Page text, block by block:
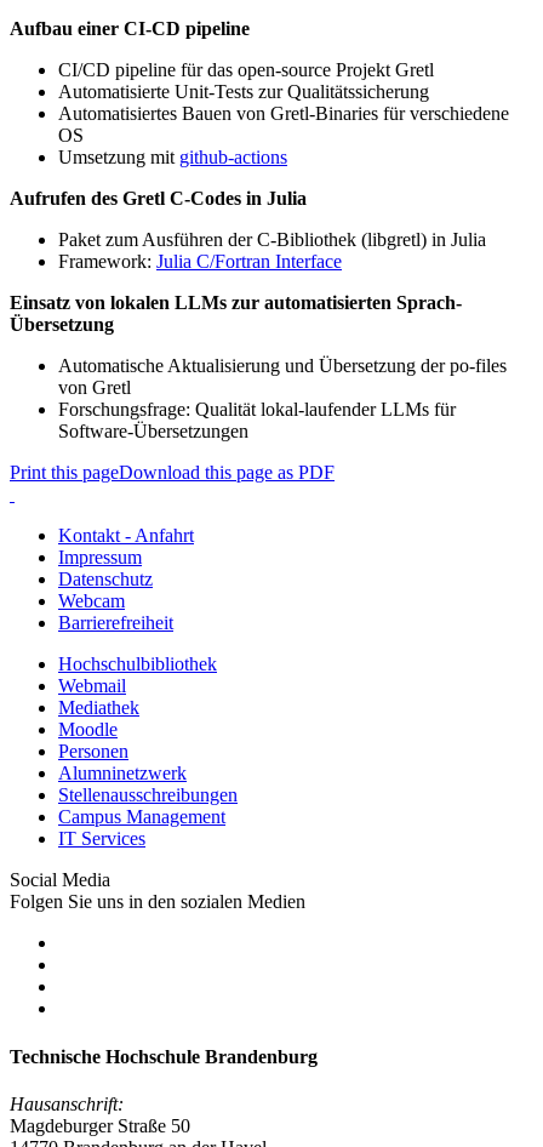
Aufbau einer CI-CD pipeline
CI/CD pipeline für das open-source Projekt Gretl
Automatisierte Unit-Tests zur Qualitätssicherung
Automatisiertes Bauen von Gretl-Binaries für verschiedene
OS
Umsetzung mit github-actions
Aufrufen des Gretl C-Codes in Julia
Paket zum Ausführen der C-Bibliothek (libgretl) in Julia
Framework: Julia C/Fortran Interface
Einsatz von lokalen LLMs zur automatisierten Sprach-
Übersetzung
Automatische Aktualisierung und Übersetzung der po-files
von Gretl
Forschungsfrage: Qualität lokal-laufender LLMs für
Software-Übersetzungen
Print this pageDownload this page as PDF
Kontakt - Anfahrt
Impressum
Datenschutz
Webcam
Barrierefreiheit
Hochschulbibliothek
Webmail
Mediathek
Moodle
Personen
Alumninetzwerk
Stellenausschreibungen
Campus Management
IT Services
Social Media
Folgen Sie uns in den sozialen Medien
Technische Hochschule Brandenburg
Hausanschrift:
Magdeburger Straße 50